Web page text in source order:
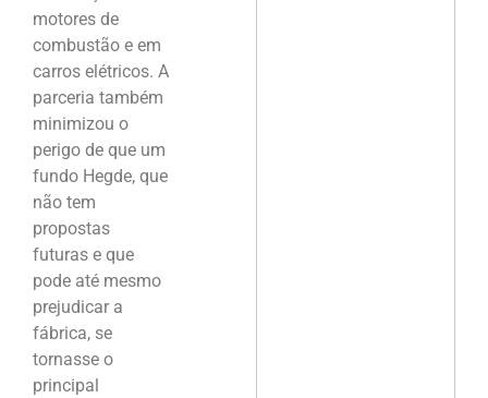
motores de
combustão e em
carros elétricos. A
parceria também
minimizou o
perigo de que um
fundo Hegde, que
não tem
propostas
futuras e que
pode até mesmo
prejudicar a
fábrica, se
tornasse o
principal